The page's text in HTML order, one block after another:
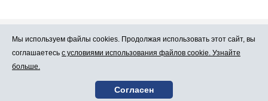
Про Atlants.lv Реклама
Контакты
Условия
пользования
Мы используем файлы cookies. Продолжая использовать этот сайт, вы
соглашаетесь с условиями использования файлов cookie. Узнайте
больше.
Согласен